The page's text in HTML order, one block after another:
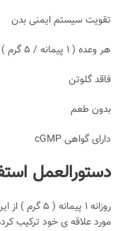
تقویت سیستم ایمنی بدن
هر وعده ( 1 پیمانه / 5 گرم ) حاوی 5 گرم ال گلوتامین
فاقد گلوتن
بدون طعم
دارای گواهی cGMP
دستورالعمل
روزانه 1
مورد علاقه ی خود ترکیب